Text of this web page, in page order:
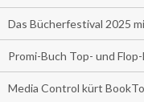
Das Bücherfestival 2025
Promi-Buch Top- und
Media Control kürt